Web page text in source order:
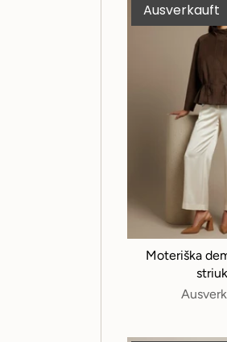
Ausverkauft
Moteriška